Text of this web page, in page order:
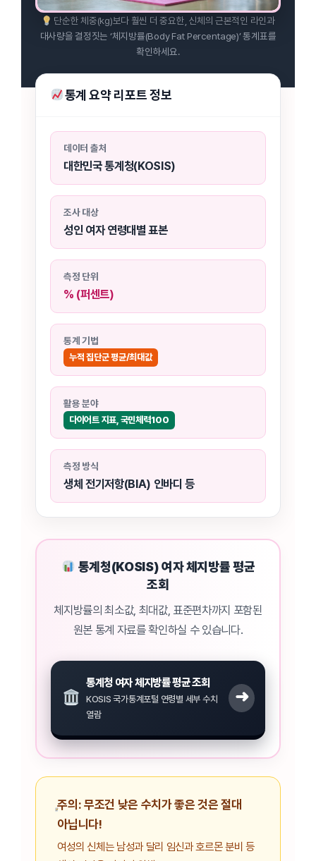
단순한 체중(kg)보다 훨씬 더 중요한, 신체의 근본적인 라인과
대사량을 결정짓는 ‘체지방률(Body Fat Percentage)’ 통계표를
확인하세요.
통계 요약 리포트 정보
데이터 출처
대한민국 통계청(KOSIS)
조사 대상
성인 여자 연령대별 표본
측정 단위
% (퍼센트)
통계 기법
누적 집단군 평균/최대값
활용 분야
다이어트 지표, 국민체력100
측정 방식
생체 전기저항(BIA) 인바디 등
통계청(KOSIS) 여자 체지방률 평균
조회
체지방률의 최소값, 최대값, 표준편차까지 포함된
원본 통계 자료를 확인하실 수 있습니다.
통계청 여자 체지방률 평균 조회
KOSIS 국가통계포털 연령별 세부 수치
열람
➜
주의: 무조건 낮은 수치가 좋은 것은 절대
아닙니다!
여성의 신체는 남성과 달리 임신과 호르몬 분비 등